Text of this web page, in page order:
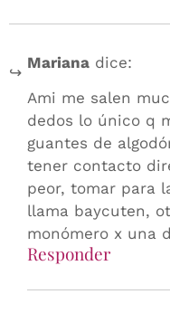
Mariana dice:
Ami me salen
dedos lo único q
guantes de
tener contacto
peor, tomar para
llama baycuten,
monómero x una
Responder